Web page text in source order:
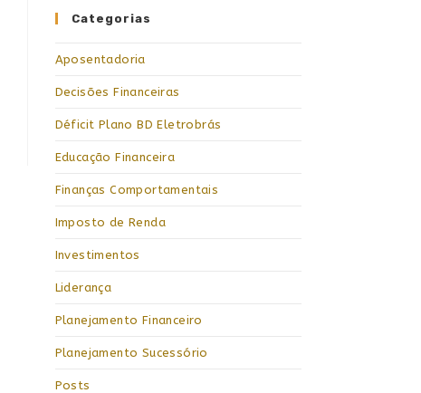
Categorias
Aposentadoria
Decisões Financeiras
Déficit Plano BD Eletrobrás
Educação Financeira
Finanças Comportamentais
Imposto de Renda
Investimentos
Liderança
Planejamento Financeiro
Planejamento Sucessório
Posts